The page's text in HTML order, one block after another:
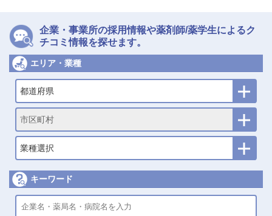
企業・事業所の採用情報や薬剤師/薬学生によるク
チコミ情報を探せます。
エリア・業種
都道府県
市区町村
業種選択
キーワード